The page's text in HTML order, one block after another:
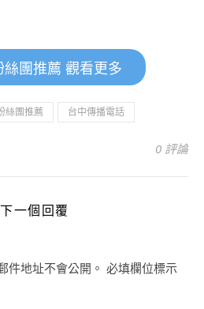
絲團推薦 觀看更多
絲團推薦 台中傳播電話
0 評論
一個回覆
件地址不會公開。 必填欄位標示